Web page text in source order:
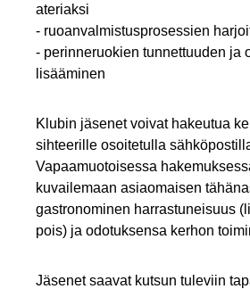
ateriaksi
- ruoanvalmistusprosessien
- perinneruokien tunnettuuden ja
lisääminen
Klubin jäsenet voivat hakeutua
sihteerille osoitetulla
Vapaamuotoisessa
kuvailemaan asiaomaisen
gastronominen harrastuneisuus
pois) ja odotuksensa kerhon
Jäsenet saavat kutsun tuleviin